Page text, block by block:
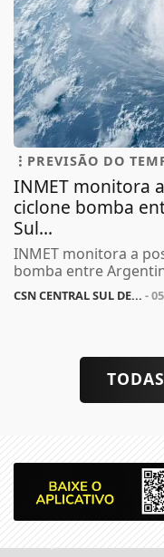
PREVISÃO DO
INMET monitora
ciclone bomba
Sul...
INMET monitora a
bomba entre
CSN CENTRAL SUL DE... -